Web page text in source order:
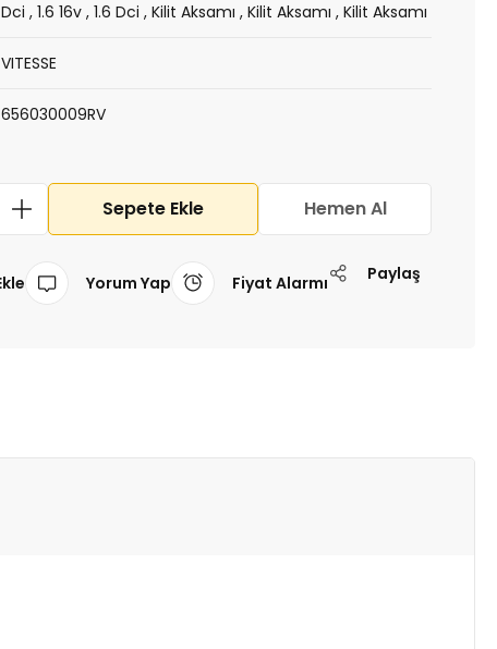
Dci ,1.6 16v ,1.6 Dci ,Kilit Aksamı ,Kilit Aksamı ,Kilit Aksamı
VITESSE
656030009RV
Sepete Ekle Hemen Al
Yorum Yap Fiyat Alarmı Paylaş